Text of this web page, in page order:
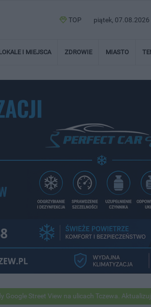
TOP piątek, 07.08.2026
I MIEJSCA ZDROWIE MIASTO
View na ulicach Tczewa. Aktualizują mapy